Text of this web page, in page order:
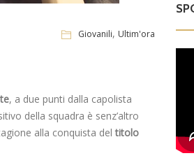
Giovanili, Ultim'ora
, a due punti dalla capolista
della squadra è senz’altro
alla conquista deltitolo